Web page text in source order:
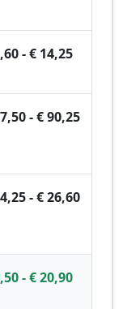
- € 14,25
- € 90,25
- € 26,60
- € 20,90